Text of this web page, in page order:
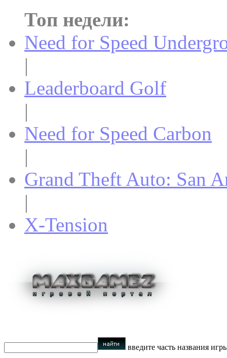
Топ недели:
Need for Speed
|
Leaderboard Golf
|
Need for Speed Carbon
|
Grand Theft Auto: San
|
X-Tension
введите часть названия